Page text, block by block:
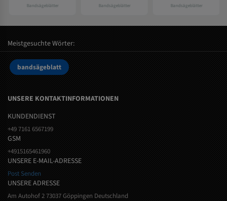
Bandsägeblätter Bandsägeblätter Bandsägeblätter
Meistgesuchte Wörter:
bandsägeblatt
UNSERE KONTAKTINFORMATIONEN
KUNDENDIENST
+49 7161 6567199
GSM
+4915165461960
UNSERE E-MAIL-ADRESSE
Post Senden
UNSERE ADRESSE
Am Autohof 2 73037 Göppingen Deutschland